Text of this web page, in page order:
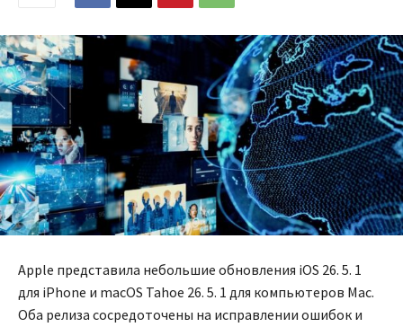
Apple представила небольшие обновления iOS 26. 5. 1
для iPhone и macOS Tahoe 26. 5. 1 для компьютеров Mac.
Оба релиза сосредоточены на исправлении ошибок и